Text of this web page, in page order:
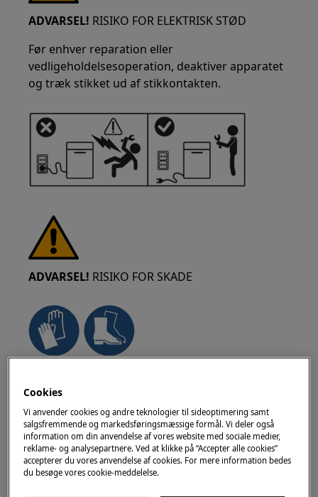
ADVARSEL! RISIKO FOR ELEKTRISK STØD
Før enhver reparation eller
vedligeholdelsesoperation, deaktiver apparatet
og træk stikket ud af stikkontakten.
ADVARSEL! RISIKO FOR SKADE
tunge apparater er det sikrest, at to personer
flytter det. Brug altid sikkerhedshandsker og
sikkerhedsfodtøj. Bær sikkerhedshandsker til
enhver tid for at beskytte mod snitsår fra
skarpe kanter.
Cookies
Vi anvender cookies og andre teknologier til sideoptimering samt
salgsfremmende og markedsføringsmæssige formål. Vi deler også
information om din anvendelse af vores website med sociale medier,
reklame- og analysepartnere. Ved at klikke på “Accepter alle cookies”
accepterer du vores anvendelse af cookies. For mere information bedes
du besøge vores cookie-meddelelse.